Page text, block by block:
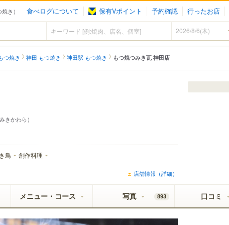
き） 食べログについて 保有Vポイント 予約確認 行ったお店
つ焼き 神田 もつ焼き 神田駅 もつ焼き もつ焼つみき瓦 神田店
きかわら）
鳥 創作料理
店舗情報（詳細）
メニュー・コース 写真 893 口コミ